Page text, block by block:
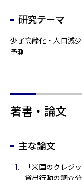
研究テーマ
少子高齢化・人口減
予測
著書・論文
主な論文
「米国のクレジ
貸出行動の調査